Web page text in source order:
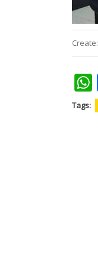
Create:
Tags